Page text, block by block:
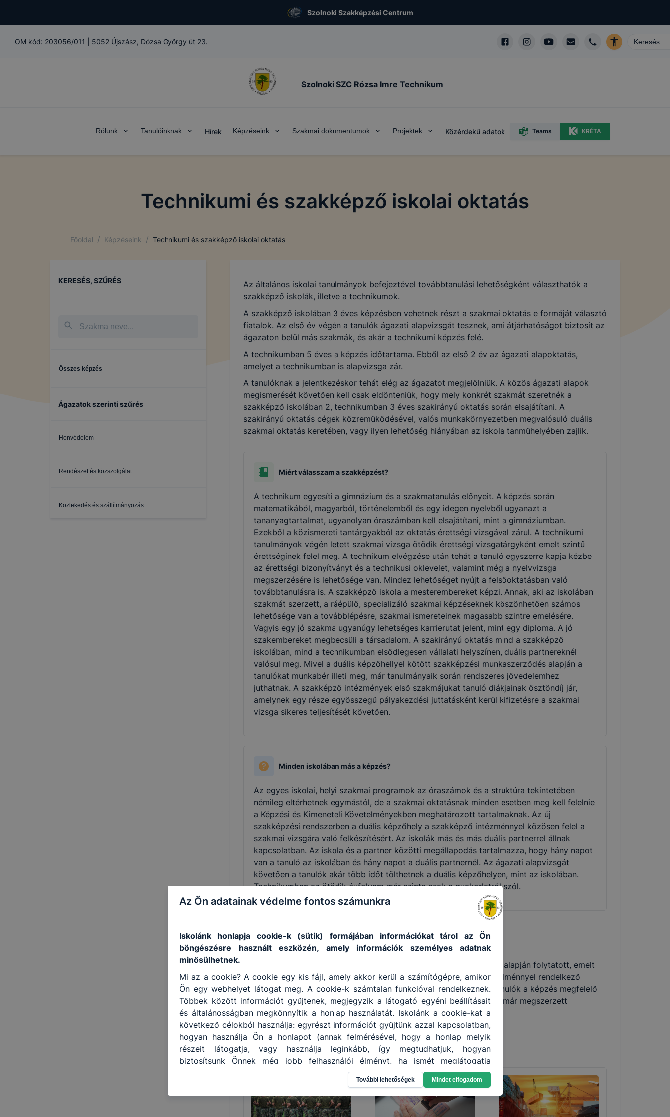
Szolnoki Szakképzési Centrum
OM kód: 203056/011 5052 Újszász, Dózsa György út 23.
Szolnoki SZC Rózsa Imre Technikum
Rólunk Tanulóinknak Hírek Képzéseink Szakmai dokumentumok Projektek Közérdekű adatok Teams KRÉTA
Technikumi és szakképző iskolai oktatás
Főoldal / Képzéseink / Technikumi és szakképző iskolai oktatás
KERESÉS, SZŰRÉS
Összes képzés
Ágazatok szerinti szűrés
Honvédelem
Rendészet és közszolgálat
Közlekedés és szállítmányozás
Az általános iskolai tanulmányok befejeztével továbbtanulási lehetőségként választhatók a
szakképző iskolák, illetve a technikumok.
A szakképző iskolában 3 éves képzésben vehetnek részt a szakmai oktatás e formáját választó
fiatalok. Az első év végén a tanulók ágazati alapvizsgát tesznek, ami átjárhatóságot biztosít az
ágazaton belül más szakmák, és akár a technikumi képzés felé.
A technikumban 5 éves a képzés időtartama. Ebből az első 2 év az ágazati alapoktatás,
amelyet a technikumban is alapvizsga zár.
A tanulóknak a jelentkezéskor tehát elég az ágazatot megjelölniük. A közös ágazati alapok
megismerését követően kell csak eldönteniük, hogy mely konkrét szakmát szeretnék a
szakképző iskolában 2, technikumban 3 éves szakirányú oktatás során elsajátítani. A
szakirányú oktatás cégek közreműködésével, valós munkakörnyezetben megvalósuló duális
szakmai oktatás keretében, vagy ilyen lehetőség hiányában az iskola tanműhelyében zajlik.
Miért válasszam a szakképzést?
A technikum egyesíti a gimnázium és a szakmatanulás előnyeit. A képzés során
matematikából, magyarból, történelemből és egy idegen nyelvből ugyanazt a
tananyagtartalmat, ugyanolyan óraszámban kell elsajátítani, mint a gimnáziumban.
Ezekből a közismereti tantárgyakból az oktatás érettségi vizsgával zárul. A technikumi
tanulmányok végén letett szakmai vizsga ötödik érettségi vizsgatárgyként emelt szintű
érettséginek felel meg. A technikum elvégzése után tehát a tanuló egyszerre kapja kézbe
az érettségi bizonyítványt és a technikusi oklevelet, valamint még a nyelvvizsga
megszerzésére is lehetősége van. Mindez lehetőséget nyújt a felsőoktatásban való
továbbtanulásra is. A szakképző iskola a mesterembereket képzi. Annak, aki az iskolában
szakmát szerzett, a ráépülő, specializáló szakmai képzéseknek köszönhetően számos
lehetősége van a továbblépésre, szakmai ismereteinek magasabb szintre emelésére.
Vagyis egy jó szakma ugyanúgy lehetséges karrierutat jelent, mint egy diploma. A jó
szakembereket megbecsüli a társadalom. A szakirányú oktatás mind a szakképző
iskolában, mind a technikumban elsődlegesen vállalati helyszínen, duális partnereknél
valósul meg. Mivel a duális képzőhellyel kötött szakképzési munkaszerződés alapján a
tanulókat munkabér illeti meg, már tanulmányaik során rendszeres jövedelemhez
juthatnak. A szakképző intézmények első szakmájukat tanuló diákjainak ösztöndíj jár,
amelynek egy része egyösszegű pályakezdési juttatásként kerül kifizetésre a szakmai
vizsga sikeres teljesítését követően.
Minden iskolában más a képzés?
Az egyes iskolai, helyi szakmai programok az óraszámok és a struktúra tekintetében
némileg eltérhetnek egymástól, de a szakmai oktatásnak minden esetben meg kell felelnie
a Képzési és Kimeneteli Követelményekben meghatározott tartalmaknak. Az új
szakképzési rendszerben a duális képzőhely a szakképző intézménnyel közösen felel a
szakmai vizsgára való felkészítésért. Az iskolák más és más duális partnerrel állnak
kapcsolatban. Az iskola és a partner közötti megállapodás tartalmazza, hogy hány napot
van a tanuló az iskolában és hány napot a duális partnernél. Az ágazati alapvizsgát
követően a tanulók akár több időt tölthetnek a duális képzőhelyen, mint az iskolában.
Technikumban az ötödik évfolyam már szinte csak a gyakorlatról szól.
Okleveles technikusképzés
A felsőoktatási intézménnyel közösen kidolgozott szakmai program alapján folytatott, emelt
szintű szakmai tudást biztosító képzés azoknak a jó tanulmányi eredménnyel rendelkező
tanulóknak ajánlott, akik tudatosan szeretnék építeni jövőjüket. A tanulók a képzés megfelelő
tanulmányi eredménnyel történt teljesítését követően egyenes úton, már megszerzett
kreditekkel juthatnak be az adott egyetem szakirányú képzésébe.
Szakmák
Az Ön adatainak védelme fontos számunkra
Iskolánk honlapja cookie-k (sütik) formájában információkat tárol az Ön
böngészésre használt eszközén, amely információk személyes adatnak
minősülhetnek.
Mi az a cookie? A cookie egy kis fájl, amely akkor kerül a számítógépre, amikor
Ön egy webhelyet látogat meg. A cookie-k számtalan funkcióval rendelkeznek.
Többek között információt gyűjtenek, megjegyzik a látogató egyéni beállításait
és általánosságban megkönnyítik a honlap használatát. Iskolánk a cookie-kat a
következő célokból használja: egyrészt információt gyűjtünk azzal kapcsolatban,
hogyan használja Ön a honlapot (annak felmérésével, hogy a honlap melyik
részeit látogatja, vagy használja leginkább, így megtudhatjuk, hogyan
biztosítsunk Önnek még jobb felhasználói élményt, ha ismét meglátogatja
oldalunkat). Másrészt a honlap fejlesztése céljából.
Hogyan ellenőrizheti és hogyan tudja kikapcsolni a cookie-kat? Minden modern
böngésző engedélyezi a cookie-k beállításának a változtatását. A legtöbb
böngésző alapértelmezettként automatikusan elfogadja a cookie-kat, de ezek
További lehetőségek Mindet elfogadom